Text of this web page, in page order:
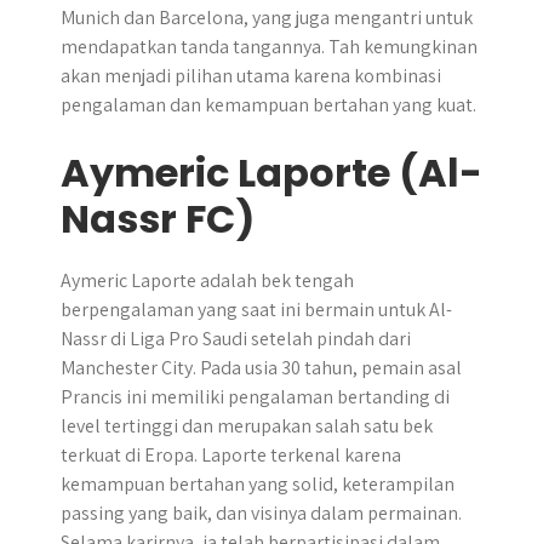
Munich dan Barcelona, yang juga mengantri untuk
mendapatkan tanda tangannya. Tah kemungkinan
akan menjadi pilihan utama karena kombinasi
pengalaman dan kemampuan bertahan yang kuat.
Aymeric Laporte (Al-
Nassr FC)
Aymeric Laporte adalah bek tengah
berpengalaman yang saat ini bermain untuk Al-
Nassr di Liga Pro Saudi setelah pindah dari
Manchester City. Pada usia 30 tahun, pemain asal
Prancis ini memiliki pengalaman bertanding di
level tertinggi dan merupakan salah satu bek
terkuat di Eropa. Laporte terkenal karena
kemampuan bertahan yang solid, keterampilan
passing yang baik, dan visinya dalam permainan.